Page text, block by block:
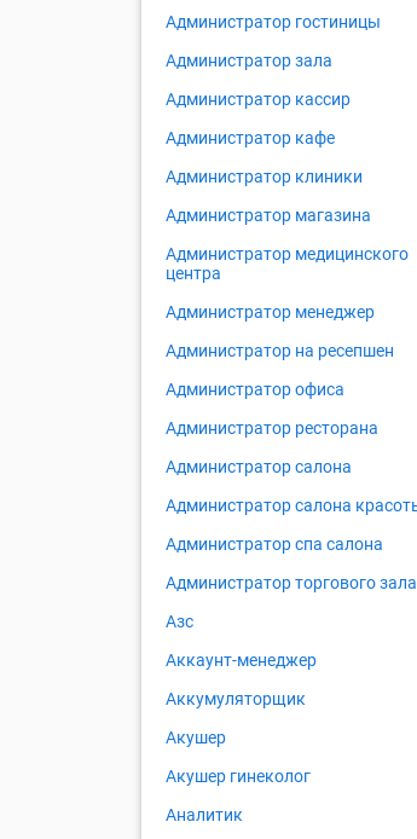
Администратор гостиницы
Администратор зала
Администратор кассир
Администратор кафе
Администратор клиники
Администратор магазина
Администратор медицинского
центра
Администратор менеджер
Администратор на ресепшен
Администратор офиса
Администратор ресторана
Администратор салона
Администратор салона
Администратор спа салона
Администратор торгового зала
Азс
Аккаунт-менеджер
Аккумуляторщик
Акушер
Акушер гинеколог
Аналитик